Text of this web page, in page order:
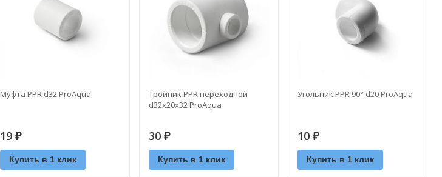
Муфта PPR d32 ProAquа
19 ₽
Купить в 1 клик
Тройник PPR переходной
d32х20х32 ProAquа
30 ₽
Купить в 1 клик
Угольник PPR 90° d20 ProAquа
10 ₽
Купить в 1 клик